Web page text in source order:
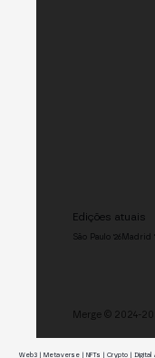
Edições atuais
São Paulo '26 Madrid
Merge © 2024-
Web3 | Metaverse | NFTs | Crypto |